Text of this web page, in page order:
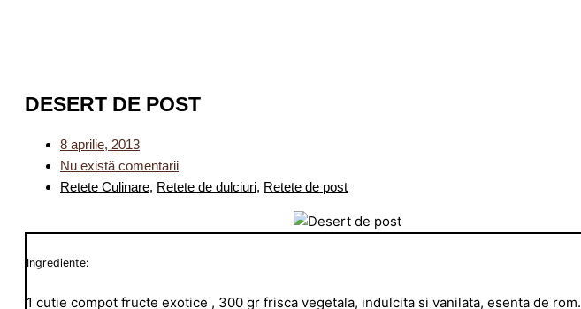
DESERT DE POST
8 aprilie, 2013
Nu există comentarii
Retete Culinare, Retete de dulciuri, Retete de post
Ingrediente:
1 cutie compot fructe exotice , 300 gr frisca vegetala, indulcita si vanilata, esenta de rom.